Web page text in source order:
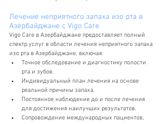
Лечение неприятного запаха изо рта в
Азербайджане с Vigo Care
Vigo Care в Азербайджане предоставляет полный
спектр услуг в области лечения неприятного запаха
изо рта в Азербайджане, включая:
Точное обследование и диагностику полости
рта и зубов.
Индивидуальный план лечения на основе
реальной причины запаха.
Постоянное наблюдение до и после лечения
для достижения наилучших результатов.
Сопровождение международных пациентов,